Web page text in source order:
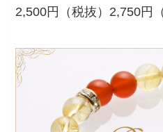
2,500円（税抜）2,750円